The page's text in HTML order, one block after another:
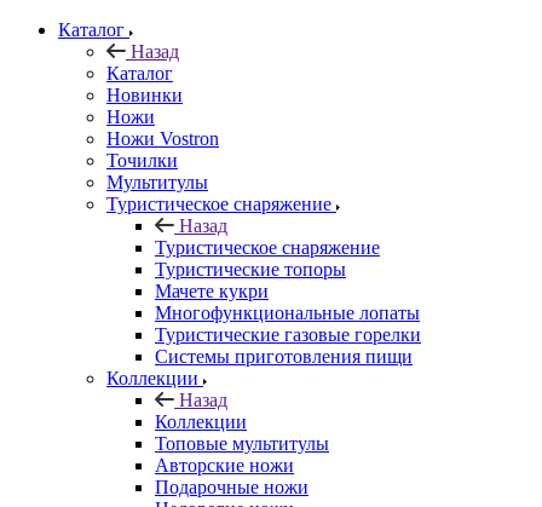
Каталог
Назад
Каталог
Новинки
Ножи
Ножи Vostron
Точилки
Мультитулы
Туристическое снаряжение
Назад
Туристическое снаряжение
Туристические топоры
Мачете кукри
Многофункциональные лопаты
Туристические газовые горелки
Системы приготовления пищи
Коллекции
Назад
Коллекции
Топовые мультитулы
Авторские ножи
Подарочные ножи